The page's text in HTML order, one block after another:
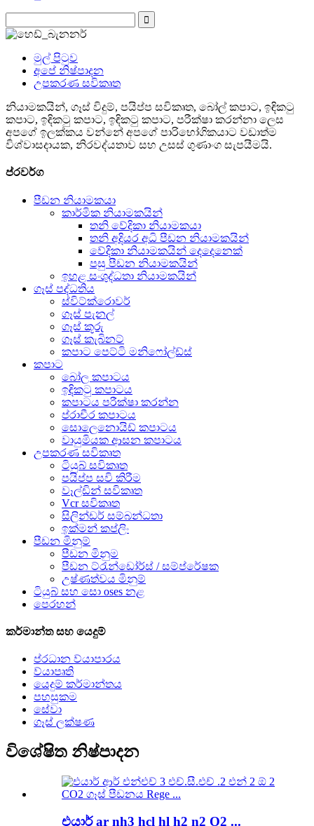
මුල් පිටුව
අපේ නිෂ්පාදන
උපකරණ සවිකෘත
නියාමකයින්, ගෑස් විදුම්, පයිප්ප සවිකෘත, බෝල් කපාට, ඉඳිකටු
කපාට, ඉඳිකටු කපාට, ඉඳිකටු කපාට, පරීක්ෂා කරන්නා ලෙස
අපගේ ඉලක්කය වන්නේ අපගේ පාරිභෝගිකයාට වඩාත්ම
විශ්වාසදායක, නිරවද්යතාව සහ උසස් ගුණාංග සැපයීමයි.
ප්රවර්ග
පීඩන නියාමකයා
කාර්මික නියාමකයින්
තනි වේදිකා නියාමකයා
තනි අදියර අධි පීඩන නියාමකයින්
වේදිකා නියාමකයින් දෙදෙනෙක්
පසු පීඩන නියාමකයින්
ඉහළ සංශුද්ධතා නියාමකයින්
ගෑස් පද්ධතිය
ස්විට්ක්රොවර්
ගෑස් පැනල්
ගෑස් කූරු
ගෑස් කැබිනට්
කපාට පෙට්ටි මනිෆෝල්ඩ්ස්
කපාට
බෝල කපාටය
ඉඳිකටු කපාටය
කපාටය පරීක්ෂා කරන්න
ප්රාචීර කපාටය
සොලෙනොයිඩ් කපාටය
වායුමියක ආසන කපාටය
උපකරණ සවිකෘත
ටියුබ් සවිකෘත
පයිප්ප සවි කිරීම
වෑල්ඩින් සවිකෘත
Vcr සවිකෘත
සිලින්ඩර් සම්බන්ධතා
ඉක්මන් කප්ලිං
පීඩන මිනුම්
පීඩන මිනුම
පීඩන ට්රැන්ඩෝර්ස් / සම්ප්රේෂක
උෂ්ණත්වය මිනුම්
ටියුබ් සහ සො oses නළ
පෙරහන්
කර්මාන්ත සහ යෙදුම්
ප්රධාන ව්යාපාරය
ව්යාපෘති
යෙදුම් කර්මාන්තය
පහසුකම
සේවා
ගෑස් ලක්ෂණ
විශේෂිත නිෂ්පාදන
එයාර් ar nh3 hcl hl h2 n2 O2 ...